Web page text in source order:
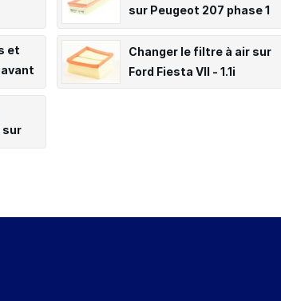
sur Peugeot 207 phase 1
HDI
et
Changer le filtre à air sur
Ford Fiesta VII - 1.1i
sur